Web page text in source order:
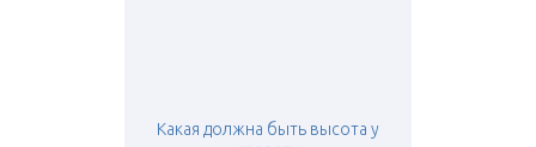
Какая должна быть высота у